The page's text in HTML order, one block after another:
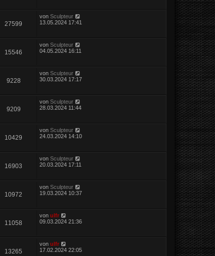
27599
von Sculpteur
13.05.2024 17:41
15546
von Sculpteur
04.05.2024 16:11
9228
von Sculpteur
30.03.2024 17:17
9209
von Sculpteur
28.03.2024 11:44
10429
von Sculpteur
24.03.2024 14:10
16903
von Sculpteur
20.03.2024 17:11
10972
von Sculpteur
19.03.2024 10:37
11058
von ulfr
09.03.2024 21:36
13265
von ulfr
17.02.2024 22:05